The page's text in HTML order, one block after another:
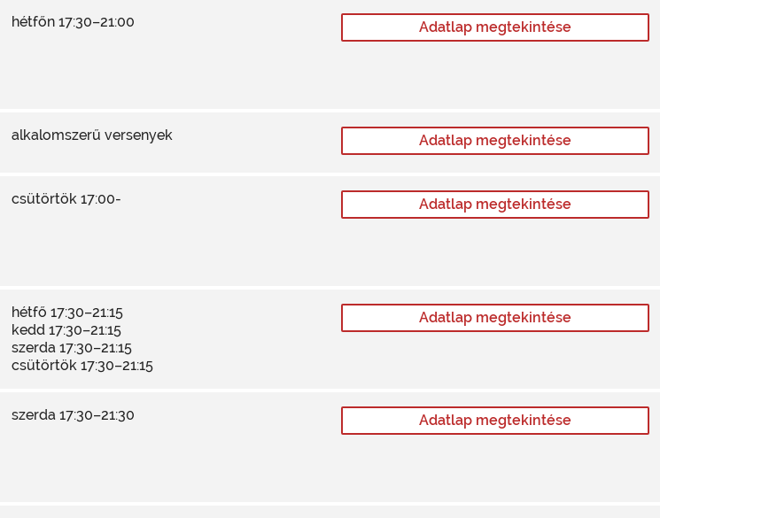
hétfőn 17:30–21:00 Adatlap megtekintése
alkalomszerű versenyek Adatlap megtekintése
csütörtök 17:00- Adatlap megtekintése
hétfő 17:30–21:15
kedd 17:30–21:15
szerda 17:30–21:15
csütörtök 17:30–21:15
Adatlap megtekintése
szerda 17:30–21:30 Adatlap megtekintése